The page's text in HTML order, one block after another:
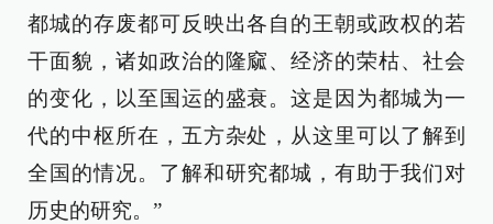
都城的存废都可反映出各自的王朝或政权的若
干面貌，诸如政治的隆窳、经济的荣枯、社会
的变化，以至国运的盛衰。这是因为都城为一
代的中枢所在，五方杂处，从这里可以了解到
全国的情况。了解和研究都城，有助于我们对
历史的研究。”